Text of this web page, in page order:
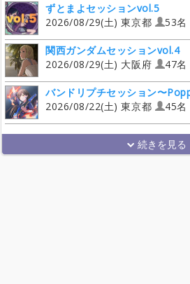
ずとまよセッションvol.5
2026/08/29(土) 東京都
53名
関西ガンダムセッションvol.4
2026/08/29(土) 大阪府
47名
バンドリプチセッション〜
2026/08/22(土) 東京都
45名